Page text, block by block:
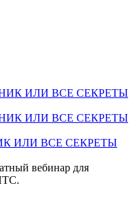
ИЛИ ВСЕ СЕКРЕТЫ
вебинар для